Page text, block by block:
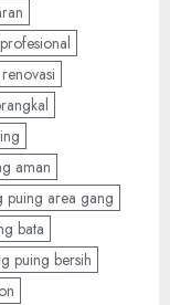
aman
puing area gang
bata
puing bersih